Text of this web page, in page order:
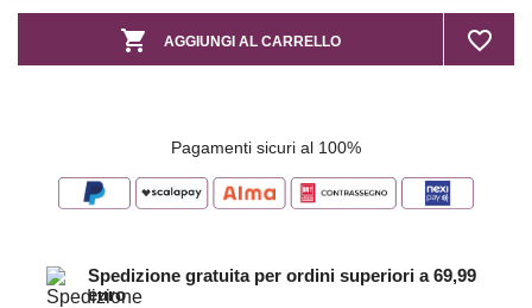
 AGGIUNGI AL CARRELLO favorite_border
Pagamenti sicuri al 100%
Spedizione gratuita per ordini superiori a 69,99
euro